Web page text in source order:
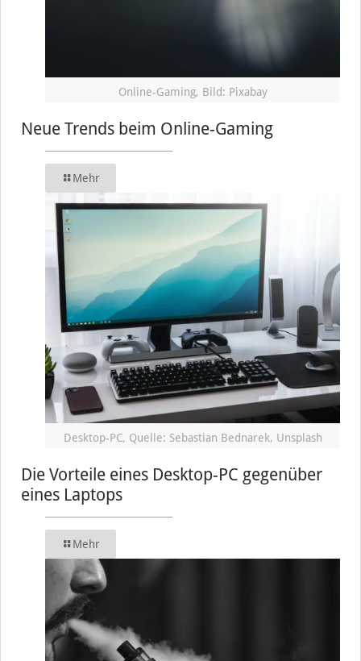
Online-Gaming, Bild: Pixabay
Neue Trends beim Online-Gaming
Mehr
Desktop-PC, Quelle: Sebastian Bednarek, Unsplash
Die Vorteile eines Desktop-PC gegenüber
eines Laptops
Mehr